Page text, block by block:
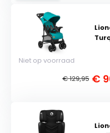
Niet op voorraad
€ 129,95 €